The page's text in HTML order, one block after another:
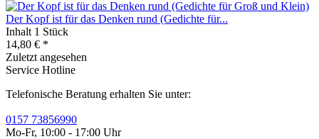
Der Kopf ist für das Denken rund (Gedichte für...
Inhalt 1 Stück
14,80 € *
Zuletzt angesehen
Service Hotline
Telefonische Beratung erhalten Sie unter:
0157 73856990
Mo-Fr, 10:00 - 17:00 Uhr